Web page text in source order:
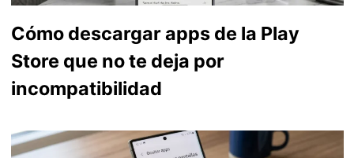
Cómo descargar apps de la Play
Store que no te deja por
incompatibilidad